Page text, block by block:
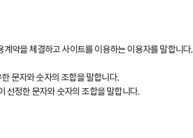
약을 체결하고 사이트를 이용하는 이용자를 말합니다.
문자와 숫자의 조합을 말합니다.
선정한 문자와 숫자의 조합을 말합니다.